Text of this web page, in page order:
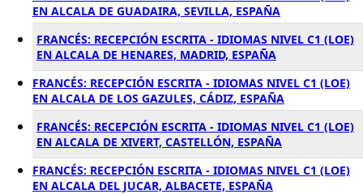
EN ALCALA DE GUADAIRA, SEVILLA, ESPAÑA
FRANCÉS: RECEPCIÓN ESCRITA - IDIOMAS NIVEL C1 (LOE)
EN ALCALA DE HENARES, MADRID, ESPAÑA
FRANCÉS: RECEPCIÓN ESCRITA - IDIOMAS NIVEL C1 (LOE)
EN ALCALA DE LOS GAZULES, CÁDIZ, ESPAÑA
FRANCÉS: RECEPCIÓN ESCRITA - IDIOMAS NIVEL C1 (LOE)
EN ALCALA DE XIVERT, CASTELLÓN, ESPAÑA
FRANCÉS: RECEPCIÓN ESCRITA - IDIOMAS NIVEL C1 (LOE)
EN ALCALA DEL JUCAR, ALBACETE, ESPAÑA